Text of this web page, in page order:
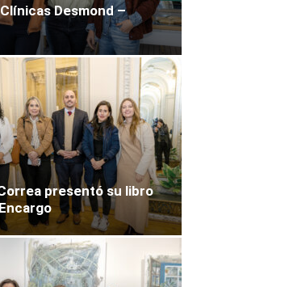
Desmond –
presentó su libro